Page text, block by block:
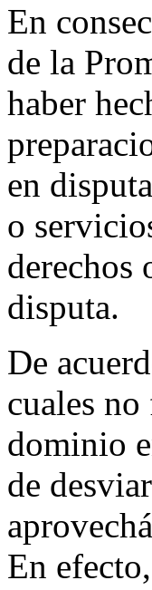
En
de la
haber
en
o
derechos
disputa.
De
cuales
dominio
de
En